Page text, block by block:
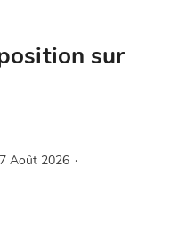
sur
Août 2026 ·